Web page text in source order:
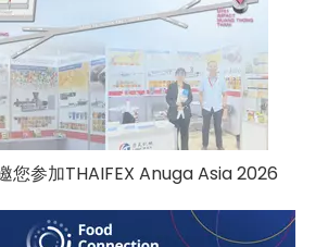
您参加THAIFEX Anuga Asia 2026